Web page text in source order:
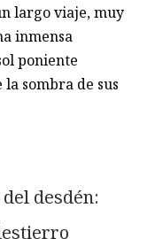
largo viaje, muy
inmensa
poniente
sombra de sus
desdén: